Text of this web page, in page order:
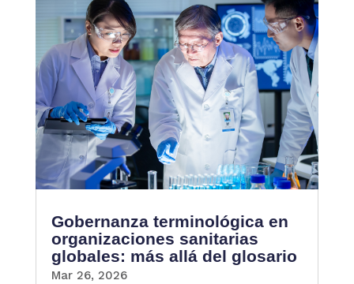
Gobernanza terminológica en
organizaciones sanitarias
globales: más allá del glosario
Mar 26, 2026